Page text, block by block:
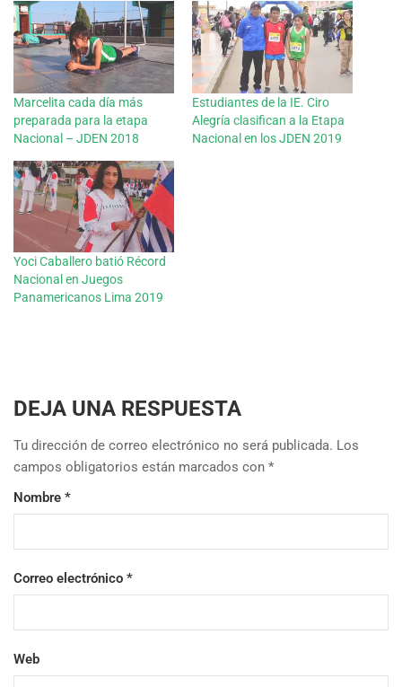
Marcelita cada día más
preparada para la etapa
Nacional – JDEN 2018
Estudiantes de la IE. Ciro
Alegría clasifican a la Etapa
Nacional en los JDEN 2019
Yoci Caballero batió Récord
Nacional en Juegos
Panamericanos Lima 2019
DEJA UNA RESPUESTA
Tu dirección de correo electrónico no será publicada. Los
campos obligatorios están marcados con *
Nombre *
Correo electrónico *
Web